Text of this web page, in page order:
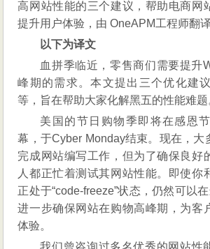
高网站性能的三个建议，帮助电商网
提升用户体验，由 OneAPM工程师翻译
以下为译文
血拼季临近，零售商们需要提升
峰期的需求。本文提出三个优化建
等，旨在帮助大家化解黑五的性能难题
美国的节日购物季即将在感恩
幕，于Cyber Monday结束。现在，大
完成网站编写工作，但为了确保良好
人都正忙着测试其网站性能。即使你
正处于“code-freeze”状态，仍然可以在
进一步确保网站在购物高峰期，为客
体验。
我们曾咨询过多名优秀的网站性